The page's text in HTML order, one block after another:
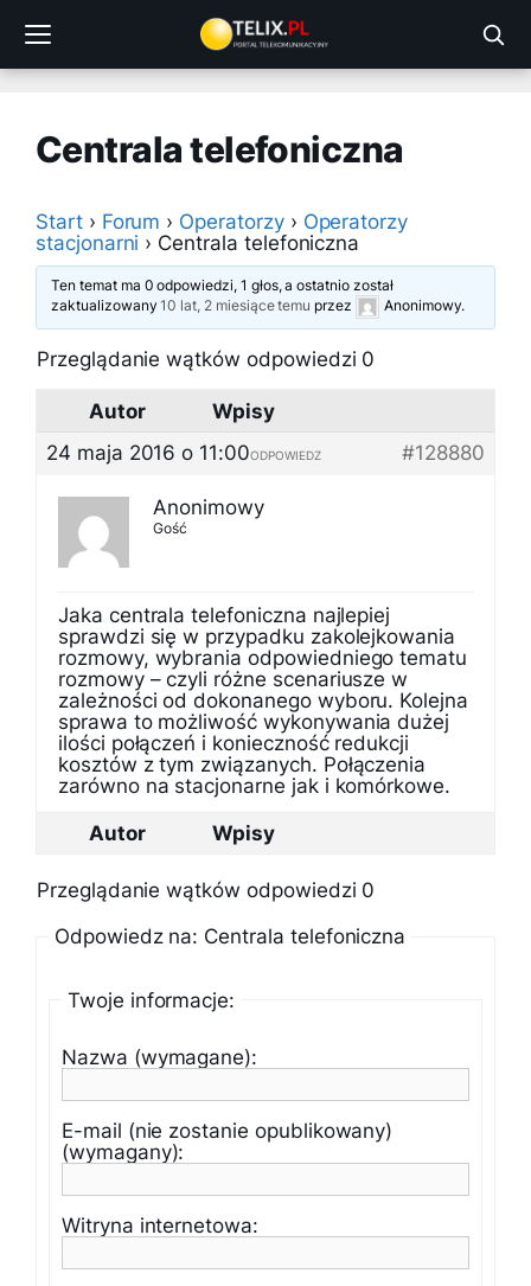
treści
Centrala telefoniczna
Start › Forum › Operatorzy › Operatorzy
stacjonarni › Centrala telefoniczna
Ten temat ma 0 odpowiedzi, 1 głos, a ostatnio został
zaktualizowany10 lat, 2 miesiące temu przez Anonimowy.
Przeglądanie wątków odpowiedzi 0
Autor
Wpisy
24 maja 2016 o 11:00
#128880
ODPOWIEDZ
Anonimowy
Gość
Jaka centrala telefoniczna najlepiej
sprawdzi się w przypadku zakolejkowania
rozmowy, wybrania odpowiedniego tematu
rozmowy – czyli różne scenariusze w
zależności od dokonanego wyboru. Kolejna
sprawa to możliwość wykonywania dużej
ilości połączeń i konieczność redukcji
kosztów z tym związanych. Połączenia
zarówno na stacjonarne jak i komórkowe.
Autor
Wpisy
Przeglądanie wątków odpowiedzi 0
Odpowiedz na: Centrala telefoniczna
Twoje informacje:
Nazwa (wymagane):
E-mail (nie zostanie opublikowany)
(wymagany):
Witryna internetowa: